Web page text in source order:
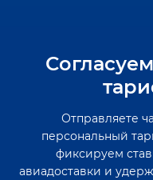
Отправляете
персональный
фиксируем
авиадоставки и